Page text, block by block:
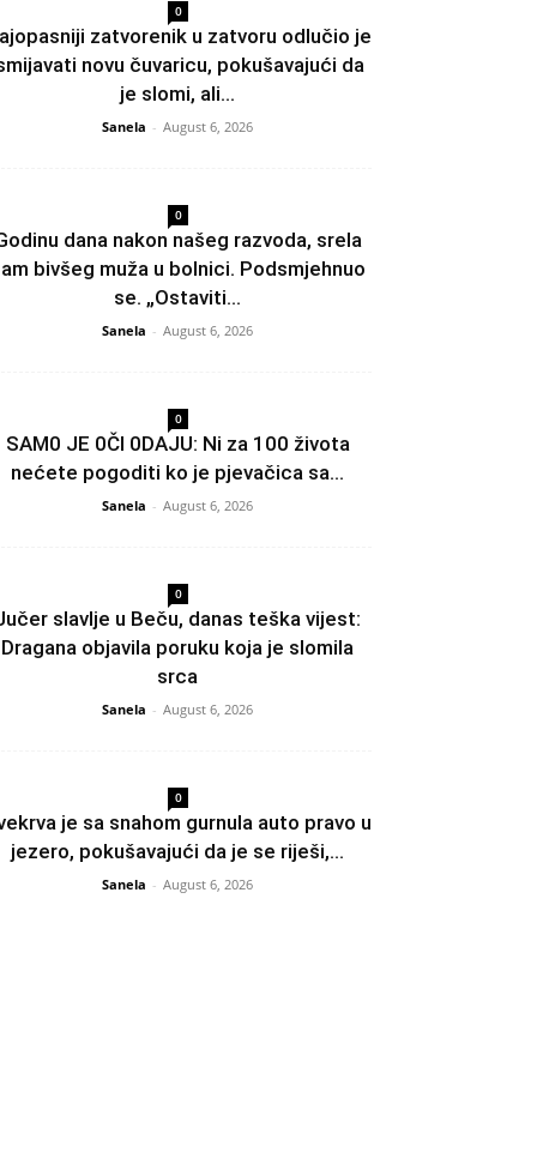
0
zatvorenik u zatvoru odlučio je
novu čuvaricu, pokušavajući da
je slomi, ali...
Sanela - August 6, 2026
0
dana nakon našeg razvoda, srela
bivšeg muža u bolnici. Podsmjehnuo
se. „Ostaviti...
Sanela - August 6, 2026
0
SAM0 JE 0Čl 0DAJU: Ni za 100 života
nećete pogoditi ko je pjevačica sa...
Sanela - August 6, 2026
0
slavlje u Beču, danas teška vijest:
Dragana objavila poruku koja je slomila
srca
Sanela - August 6, 2026
0
je sa snahom gurnula auto pravo u
jezero, pokušavajući da je se riješi,...
Sanela - August 6, 2026